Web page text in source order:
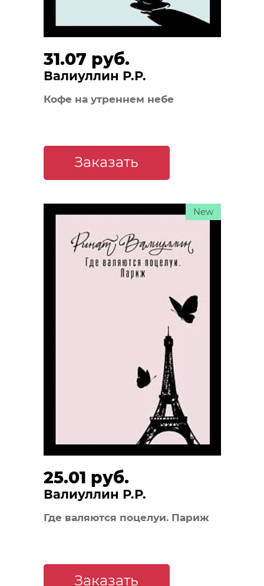
31.07 руб.
Валиуллин Р.Р.
Кофе на утреннем небе
Заказать
25.01 руб.
Валиуллин Р.Р.
Где валяются поцелуи. Париж
New
Заказать